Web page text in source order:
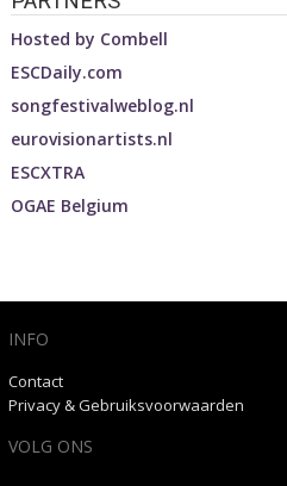
Hosted by Combell
ESCDaily.com
songfestivalweblog.nl
eurovisionartists.nl
ESCXTRA
OGAE Belgium
INFO
Contact
Privacy & Gebruiksvoorwaarden
VOLG ONS